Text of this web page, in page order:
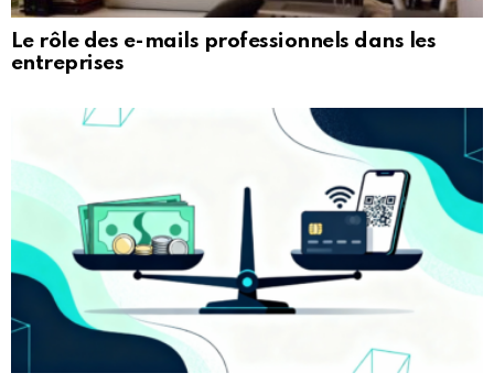
Le rôle des e-mails professionnels dans les
entreprises